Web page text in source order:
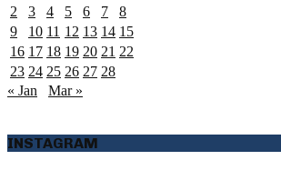
2
3 4 5 6 7
8
9
10 11 12 13 14 15
16 17 18 19 20 21 22
23 24 25 26 27 28
« Jan
Mar »
INSTAGRAM